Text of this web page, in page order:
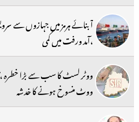
آبنائے ہرمز میں جہازوں سے
،آمد ورفت میں کمی
ووٹ منسوخ ہونے کا خدشہ